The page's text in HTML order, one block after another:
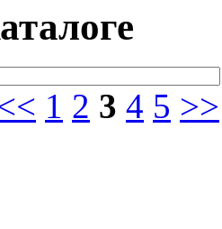
1 2 3 4 5 >>